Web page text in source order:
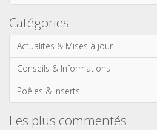
Catégories
Actualités & Mises à jour
Conseils & Informations
Poêles & Inserts
Les plus commentés